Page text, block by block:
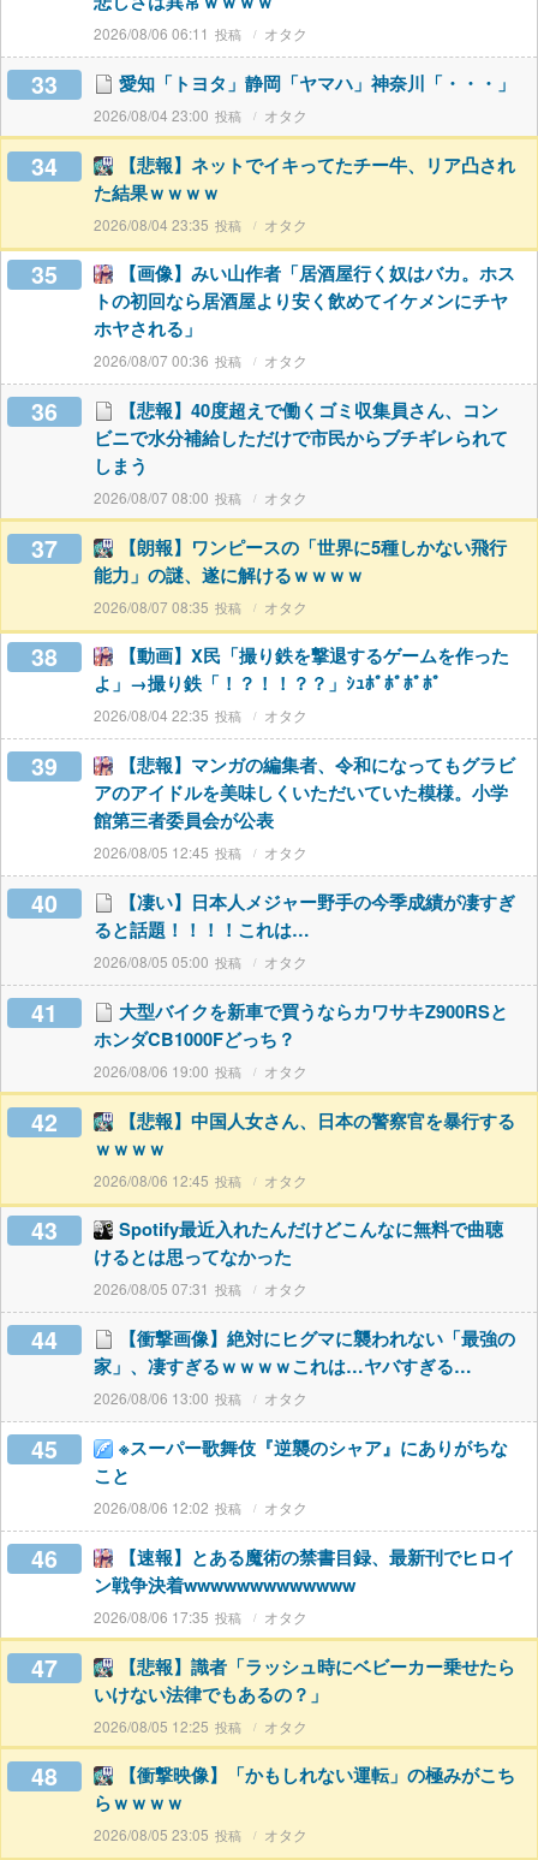
2026/08/06 06:11 オタク
33 愛知「トヨタ」静岡「ヤマハ」神奈川「・・・」
2026/08/04 23:00 オタク
34
【悲報】ネットでイキってたチー牛、リア凸され
た結果ｗｗｗｗ
2026/08/04 23:35 オタク
35
【画像】みい山作者「居酒屋行く奴はバカ。ホス
トの初回なら居酒屋より安く飲めてイケメンにチヤ
ホヤされる」
2026/08/07 00:36 オタク
36
【悲報】40度超えで働くゴミ収集員さん、コン
ビニで水分補給しただけで市民からブチギレられて
しまう
2026/08/07 08:00 オタク
37
【朗報】ワンピースの「世界に5種しかない飛行
能力」の謎、遂に解けるｗｗｗｗ
2026/08/07 08:35 オタク
38
【動画】X民「撮り鉄を撃退するゲームを作った
よ」→撮り鉄「！？！！？？」ｼｭﾎﾟﾎﾟﾎﾟﾎﾟ
2026/08/04 22:35 オタク
39
【悲報】マンガの編集者、令和になってもグラビ
アのアイドルを美味しくいただいていた模様。小学
館第三者委員会が公表
2026/08/05 12:45 オタク
40
【凄い】日本人メジャー野手の今季成績が凄すぎ
ると話題！！！！これは…
2026/08/05 05:00 オタク
41
大型バイクを新車で買うならカワサキZ900RSと
ホンダCB1000Fどっち？
2026/08/06 19:00 オタク
42
【悲報】中国人女さん、日本の警察官を暴行する
ｗｗｗｗ
2026/08/06 12:45 オタク
43
Spotify最近入れたんだけどこんなに無料で曲聴
けるとは思ってなかった
2026/08/05 07:31 オタク
44
【衝撃画像】絶対にヒグマに襲われない「最強の
家」、凄すぎるｗｗｗｗこれは…ヤバすぎる…
2026/08/06 13:00 オタク
45
※スーパー歌舞伎『逆襲のシャア』にありがちな
こと
2026/08/06 12:02 オタク
46
【速報】とある魔術の禁書目録、最新刊でヒロイ
ン戦争決着wwwwwwwwwwwww
2026/08/06 17:35 オタク
47
【悲報】識者「ラッシュ時にベビーカー乗せたら
いけない法律でもあるの？」
2026/08/05 12:25 オタク
48
【衝撃映像】「かもしれない運転」の極みがこち
らｗｗｗｗ
2026/08/05 23:05 オタク